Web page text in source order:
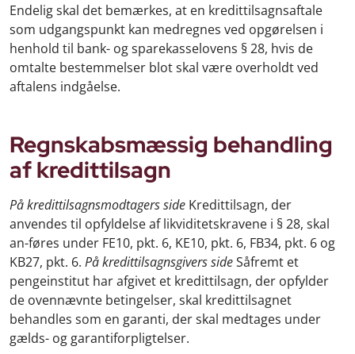
Endelig skal det bemærkes, at en kredittilsagnsaftale
som udgangspunkt kan medregnes ved opgørelsen i
henhold til bank- og sparekasselovens § 28, hvis de
omtalte bestemmelser blot skal være overholdt ved
aftalens indgåelse.
Regnskabsmæssig behandling
af kredittilsagn
På kredittilsagnsmodtagers side Kredittilsagn, der
anvendes til opfyldelse af likviditetskravene i § 28, skal
an-føres under FE10, pkt. 6, KE10, pkt. 6, FB34, pkt. 6 og
KB27, pkt. 6. På kredittilsagnsgivers sideSåfremt et
pengeinstitut har afgivet et kredittilsagn, der opfylder
de ovennævnte betingelser, skal kredittilsagnet
behandles som en garanti, der skal medtages under
gælds- og garantiforpligtelser.